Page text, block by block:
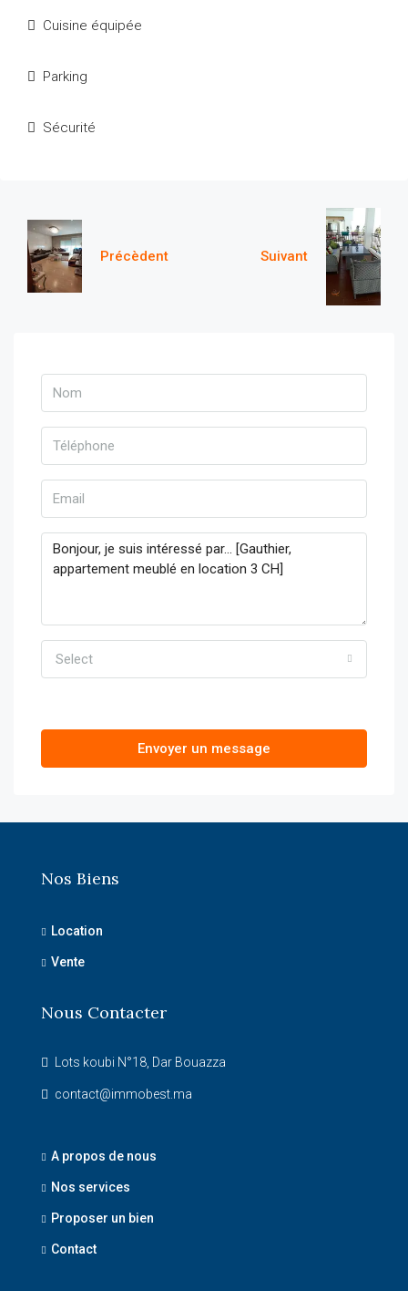
Cuisine équipée
Parking
Sécurité
Précèdent Suivant
Select
Envoyer un message
Nos Biens
Location
Vente
Nous Contacter
Lots koubi N°18, Dar Bouazza
contact@immobest.ma
A propos de nous
Nos services
Proposer un bien
Contact